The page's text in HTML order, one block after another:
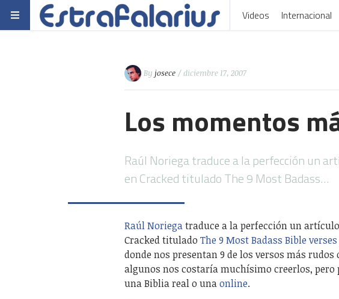
Videos Internacional
By josece / diciembre 17, 2007
Los momentos
Raúl Noriega traduce a la perfección un
en Cracked titulado The 9 Most Badass…
Raúl Noriegatraduce a la perfección un
Cracked titulado The 9 Most Badass Bible verses
donde nos presentan 9 de los versos más
algunos nos costaría muchísimo creerlos,
una Biblia real o unaonline.